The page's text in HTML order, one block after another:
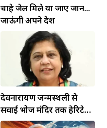
चाहे जेल मिले या जाए जान...
जाऊंगी अपने देश
देवनारायण जन्मस्थली से
सवाई भोज मंदिर तक हेरिटेज
कॉरिडोर बनाने की मांग